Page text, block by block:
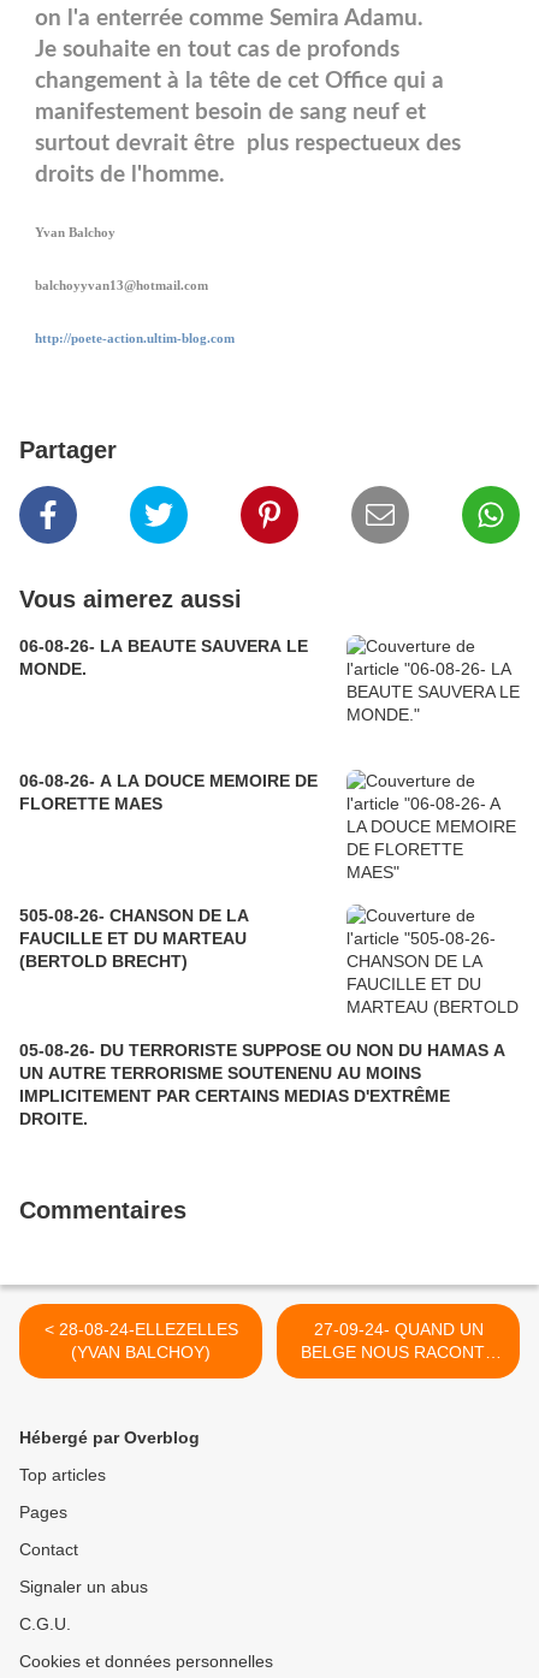
on l'a enterrée comme Semira Adamu.
Je souhaite en tout cas de profonds
changement à la tête de cet Office qui a
manifestement besoin de sang neuf et
surtout devrait être plus respectueux des
droits de l'homme.
Yvan Balchoy
balchoyyvan13@hotmail.com
http://poete-action.ultim-blog.com
Partager
Vous aimerez aussi
06-08-26- LA BEAUTE SAUVERA LE
MONDE.
06-08-26- A LA DOUCE MEMOIRE DE
FLORETTE MAES
505-08-26- CHANSON DE LA
FAUCILLE ET DU MARTEAU
(BERTOLD BRECHT)
05-08-26- DU TERRORISTE SUPPOSE OU NON DU HAMAS A
UN AUTRE TERRORISME SOUTENENU AU MOINS
IMPLICITEMENT PAR CERTAINS MEDIAS D'EXTRÊME
DROITE.
Commentaires
< 28-08-24-ELLEZELLES
(YVAN BALCHOY)
27-09-24- QUAND UN
BELGE NOUS RACONTE
UNE REVOLUTION AU
Hébergé par Overblog
Top articles
Pages
Contact
Signaler un abus
C.G.U.
Cookies et données personnelles